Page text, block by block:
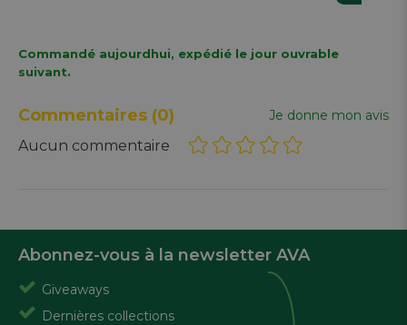
Commandé aujourdhui, expédié le jour ouvrable
suivant.
Commentaires (0) Je donne mon avis
Aucun commentaire
Abonnez-vous à la newsletter AVA
Giveaways
Dernières collections